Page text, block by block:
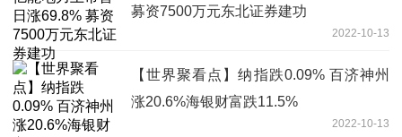
募资7500万元东北证券建功
2022-10-13
【世界聚看点】纳指跌0.09% 百济神州
涨20.6%海银财富跌11.5%
2022-10-13